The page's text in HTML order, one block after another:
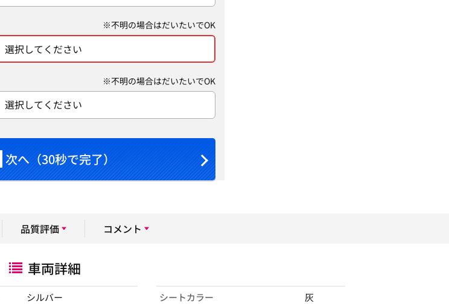
※不明の場合はだいたいでOK
選択してください
※不明の場合はだいたいでOK
選択してください
次へ（30秒で完了）
品質評価 コメント
車両詳細
シルバー
シートカラー
灰